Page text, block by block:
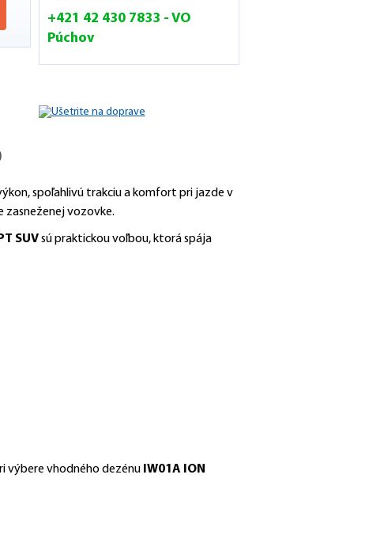
+421 42 430 7833 - VO
Púchov
spoľahlivú trakciu a komfort pri jazde v
zasneženej vozovke.
SUVsú praktickou voľbou, ktorá spája
výbere vhodného dezénu IW01A ION